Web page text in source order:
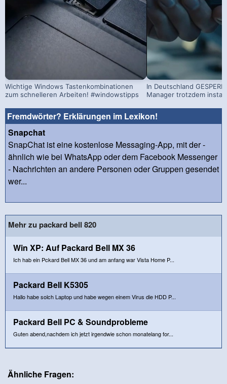
Wichtige Windows Tastenkombinationen
zum schnelleren Arbeiten! #windowstipps
In Deutschland
Manager trotzdem
Fremdwörter? Erklärungen im Lexikon!
Snapchat
SnapChat ist eine kostenlose Messaging-App, mit der -
ähnlich wie bei WhatsApp oder dem Facebook Messenger
- Nachrichten an andere Personen oder Gruppen gesendet
wer...
Mehr zu packard bell 820
Win XP: Auf Packard Bell MX 36
Ich hab ein Pckard Bell MX 36 und am anfang war Vista Home P...
Packard Bell K5305
Hallo habe solch Laptop und habe wegen einem Virus die HDD P...
Packard Bell PC & Soundprobleme
Guten abend,nachdem ich jetzt irgendwie schon monatelang for...
Ähnliche Fragen: